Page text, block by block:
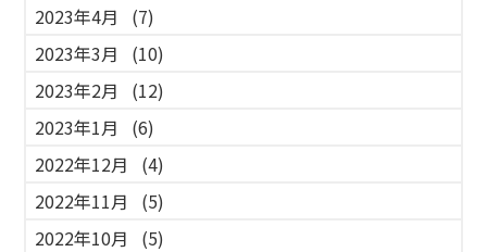
2023年4月
(7)
2023年3月
(10)
2023年2月
(12)
2023年1月
(6)
2022年12月
(4)
2022年11月
(5)
2022年10月
(5)